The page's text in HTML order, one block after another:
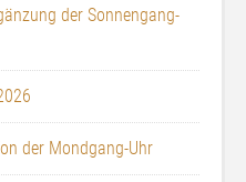
der Sonnengang-
der Mondgang-Uhr